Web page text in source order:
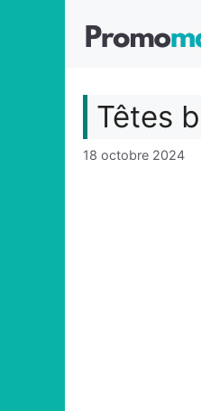
Têtes
18 octobre 2024